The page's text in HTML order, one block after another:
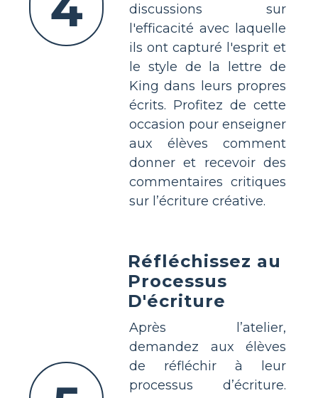
discussions sur
l'efficacité avec laquelle
ils ont capturé l'esprit et
le style de la lettre de
King dans leurs propres
écrits. Profitez de cette
occasion pour enseigner
aux élèves comment
donner et recevoir des
commentaires critiques
sur l’écriture créative.
Réfléchissez au
Processus
D'écriture
Après l’atelier,
demandez aux élèves
de réfléchir à leur
processus d’écriture.